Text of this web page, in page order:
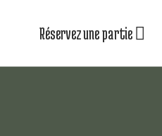
Réservez une partie